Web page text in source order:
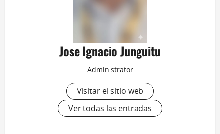
Jose Ignacio Junguitu
Administrator
Visitar el sitio web
Ver todas las entradas